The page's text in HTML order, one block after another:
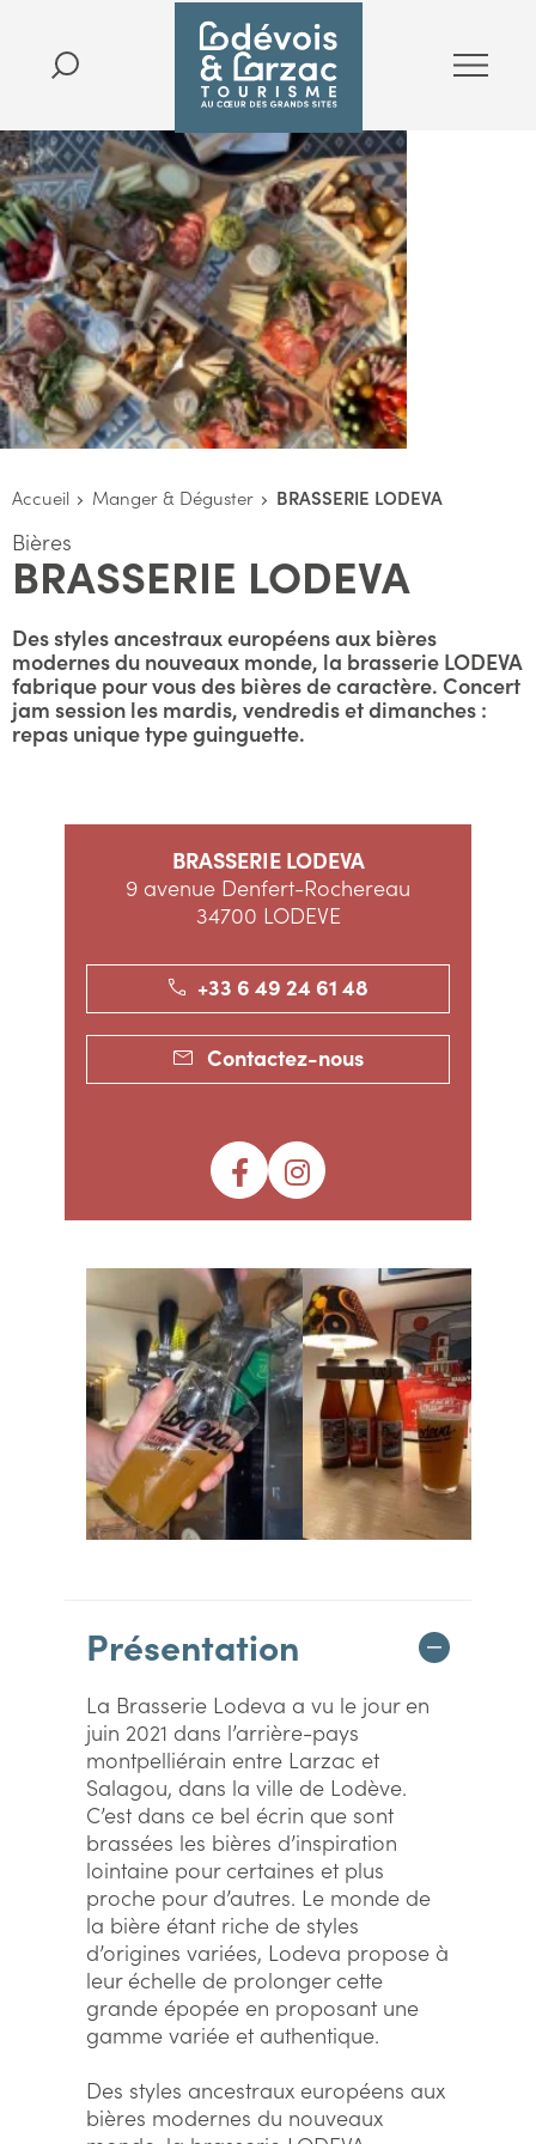
Accueil Manger & Déguster BRASSERIE LODEVA
Bières
BRASSERIE LODEVA
Des styles ancestraux européens aux bières
modernes du nouveaux monde, la brasserie LODEVA
fabrique pour vous des bières de caractère. Concert
jam session les mardis, vendredis et dimanches :
repas unique type guinguette.
BRASSERIE LODEVA
9 avenue Denfert-Rochereau
34700 LODEVE
+33 6 49 24 61 48
Contactez-nous
Présentation
La Brasserie Lodeva a vu le jour en
juin 2021 dans l’arrière-pays
montpelliérain entre Larzac et
Salagou, dans la ville de Lodève.
C’est dans ce bel écrin que sont
brassées les bières d’inspiration
lointaine pour certaines et plus
proche pour d’autres. Le monde de
la bière étant riche de styles
d’origines variées, Lodeva propose à
leur échelle de prolonger cette
grande épopée en proposant une
gamme variée et authentique.
Des styles ancestraux européens aux
bières modernes du nouveaux